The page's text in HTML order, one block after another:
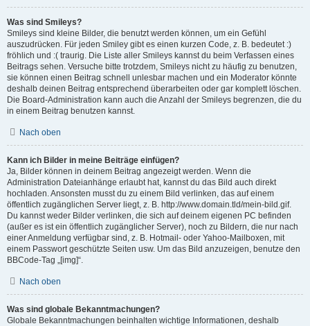
Was sind Smileys?
Smileys sind kleine Bilder, die benutzt werden können, um ein Gefühl
auszudrücken. Für jeden Smiley gibt es einen kurzen Code, z. B. bedeutet :)
fröhlich und :( traurig. Die Liste aller Smileys kannst du beim Verfassen eines
Beitrags sehen. Versuche bitte trotzdem, Smileys nicht zu häufig zu benutzen,
sie können einen Beitrag schnell unlesbar machen und ein Moderator könnte
deshalb deinen Beitrag entsprechend überarbeiten oder gar komplett löschen.
Die Board-Administration kann auch die Anzahl der Smileys begrenzen, die du
in einem Beitrag benutzen kannst.
Nach oben
Kann ich Bilder in meine Beiträge einfügen?
Ja, Bilder können in deinem Beitrag angezeigt werden. Wenn die
Administration Dateianhänge erlaubt hat, kannst du das Bild auch direkt
hochladen. Ansonsten musst du zu einem Bild verlinken, das auf einem
öffentlich zugänglichen Server liegt, z. B. http://www.domain.tld/mein-bild.gif.
Du kannst weder Bilder verlinken, die sich auf deinem eigenen PC befinden
(außer es ist ein öffentlich zugänglicher Server), noch zu Bildern, die nur nach
einer Anmeldung verfügbar sind, z. B. Hotmail- oder Yahoo-Mailboxen, mit
einem Passwort geschützte Seiten usw. Um das Bild anzuzeigen, benutze den
BBCode-Tag „[img]“.
Nach oben
Was sind globale Bekanntmachungen?
Globale Bekanntmachungen beinhalten wichtige Informationen, deshalb